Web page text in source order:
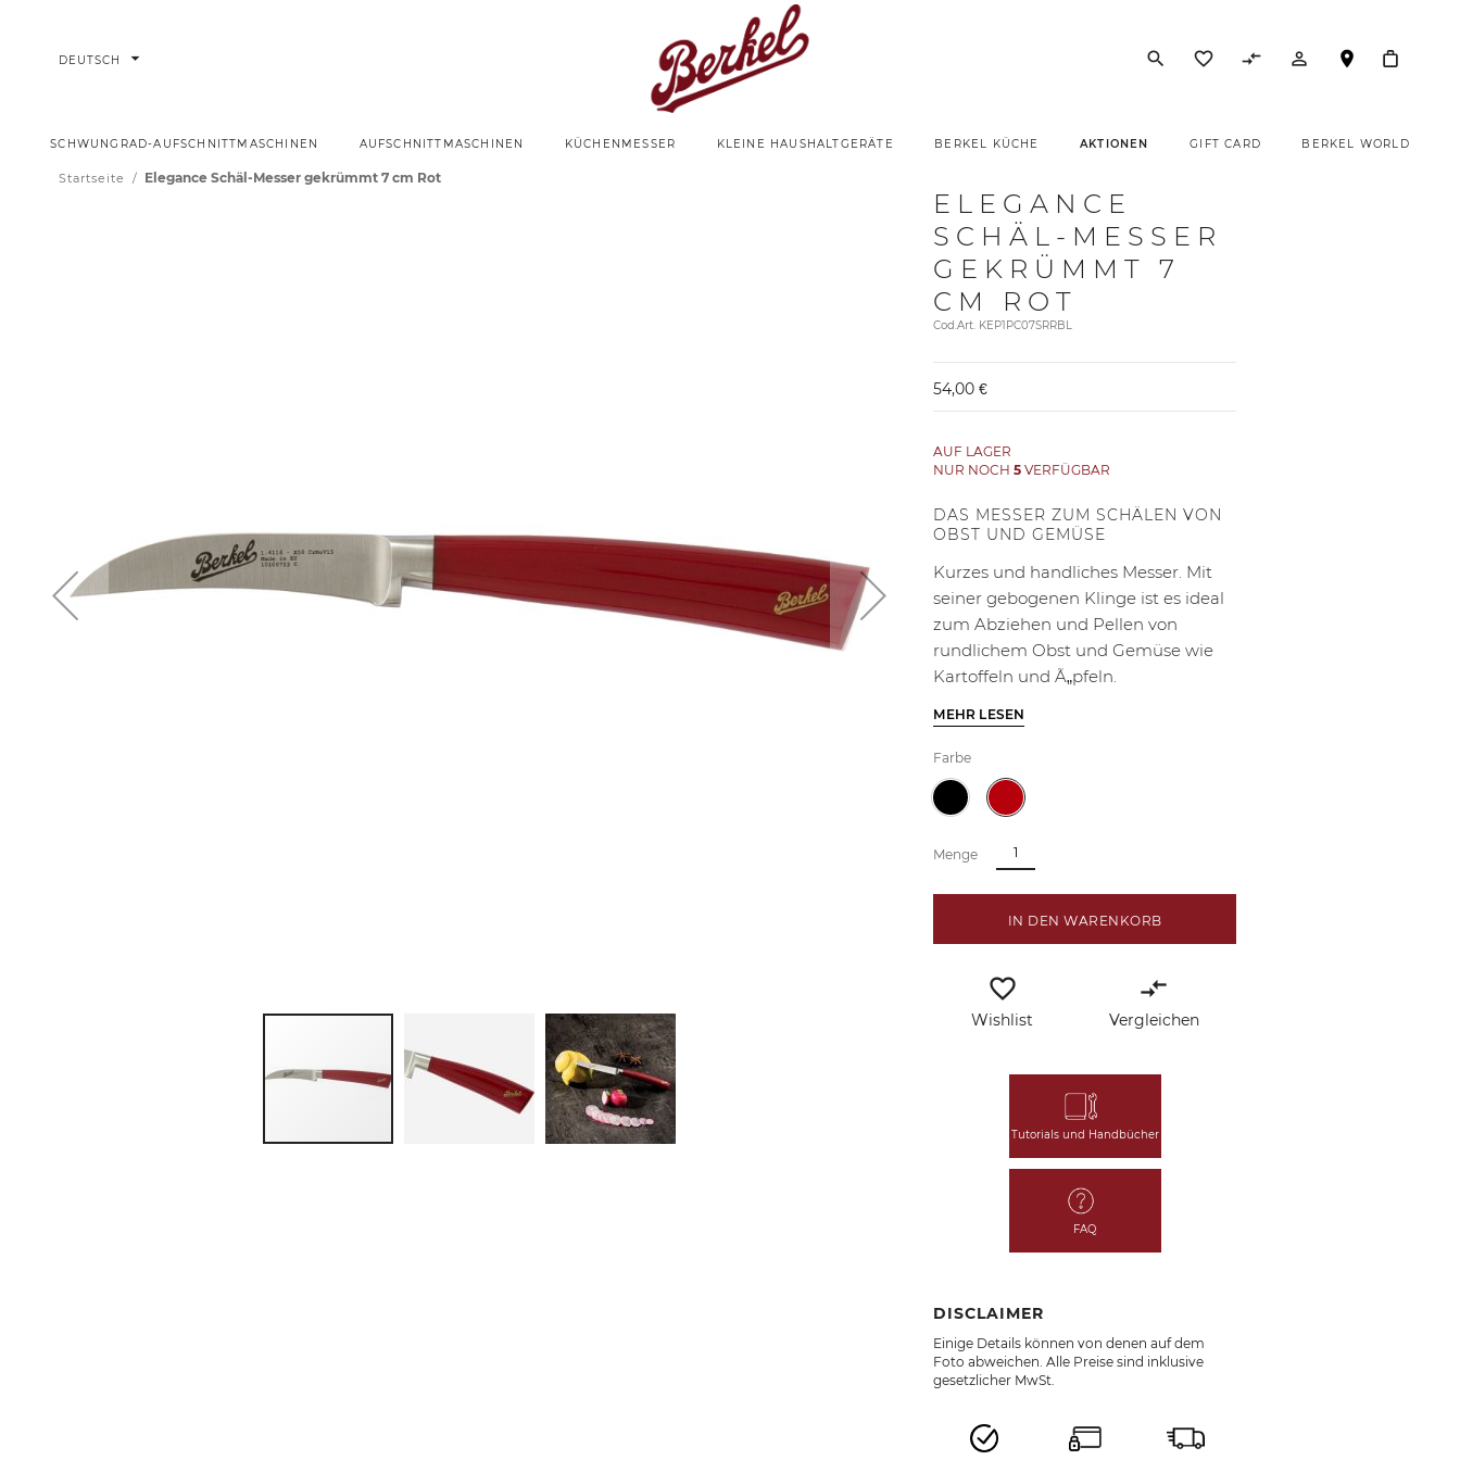
DEUTSCH arrow_drop_down search favorite_border compare_arrows person_outline
SCHWUNGRAD-AUFSCHNITTMASCHINEN AUFSCHNITTMASCHINEN KÜCHENMESSER KLEINE HAUSHALTGERÄTE BERKEL KÜCHE AKTIONEN GIFT CARD BERKEL WORLD
Startseite Elegance Schäl-Messer gekrümmt 7 cm Rot
ELEGANCE
SCHÄL-MESSER
GEKRÜMMT 7
CM ROT
Cod.Art. KEP1PC07SRRBL
54,00 €
AUF LAGER
NUR NOCH5 VERFÜGBAR
DAS MESSER ZUM SCHÄLEN VON
OBST UND GEMÜSE
Kurzes und handliches Messer. Mit
seiner gebogenen Klinge ist es ideal
zum Abziehen und Pellen von
rundlichem Obst und Gemüse wie
Kartoffeln und Ã„pfeln.
MEHR LESEN
Farbe
Menge
IN DEN WARENKORB
favorite_border
Wishlist
compare_arrows
Vergleichen
Tutorials und Handbücher
FAQ
DISCLAIMER
Einige Details können von denen auf dem
Foto abweichen. Alle Preise sind inklusive
gesetzlicher MwSt.